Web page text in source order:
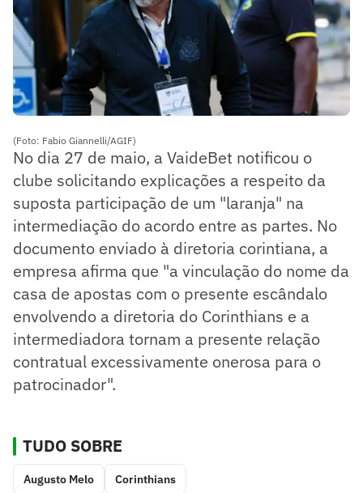
(Foto: Fabio Giannelli/AGIF)
No dia 27 de maio, a VaideBet notificou o
clube solicitando explicações a respeito da
suposta participação de um "laranja" na
intermediação do acordo entre as partes. No
documento enviado à diretoria corintiana, a
empresa afirma que "a vinculação do nome da
casa de apostas com o presente escândalo
envolvendo a diretoria do Corinthians e a
intermediadora tornam a presente relação
contratual excessivamente onerosa para o
patrocinador".
TUDO SOBRE
Augusto Melo Corinthians